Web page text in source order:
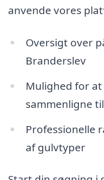
anvende vores
Oversigt over
Branderslev
Mulighed for
sammenligne
Professionelle
af gulvtyper